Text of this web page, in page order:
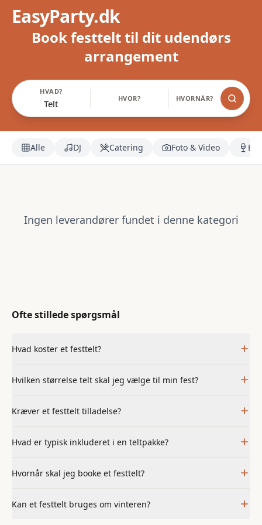
EasyParty.dk
Book festtelt til dit udendørs
arrangement
HVAD?
Telt HVOR? HVORNÅR?
Alle DJ Catering Foto & Video Bar
Ingen leverandører fundet i denne kategori
Ofte stillede spørgsmål
Hvad koster et festtelt?
Hvilken størrelse telt skal jeg vælge til min fest?
Kræver et festtelt tilladelse?
Hvad er typisk inkluderet i en teltpakke?
Hvornår skal jeg booke et festtelt?
Kan et festtelt bruges om vinteren?